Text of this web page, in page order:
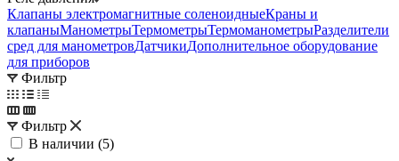
Клапаны электромагнитные соленоидныеКраны и
клапаныМанометрыТермометрыТермоманометрыРазделители
сред для манометровДатчикиДополнительное оборудование
для приборов
Фильтр
Фильтр
В наличии (5)